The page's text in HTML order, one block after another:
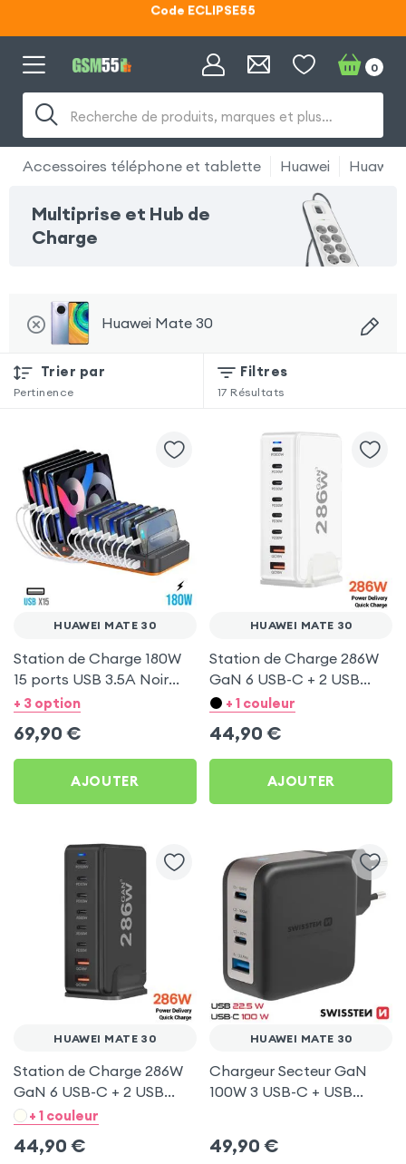
Lunettes d'éclipse OFFERTES
Code ECLIPSE55
Recherche de produits, marques et plus…
0
Accessoires téléphone et tablette Huawei Huawei
Multiprise et Hub de
Charge
Huawei Mate 30
Trier par
Pertinence
Filtres
17 Résultats
HUAWEI MATE 30
Station de Charge 180W
15 ports USB 3.5A Noir
pour Huawei Mate 30
+ 3 option
69,90 €
AJOUTER
HUAWEI MATE 30
Station de Charge 286W
GaN 6 USB-C + 2 USB
Blanc pour Huawei Mate
+ 1 couleur
44,90 €
AJOUTER
HUAWEI MATE 30
Station de Charge 286W
GaN 6 USB-C + 2 USB
Noir pour Huawei Mate 30
+ 1 couleur
44,90 €
HUAWEI MATE 30
Chargeur Secteur GaN
100W 3 USB-C + USB
49,90 €